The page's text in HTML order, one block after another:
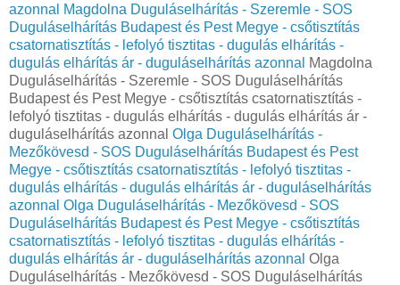
azonnal
Magdolna Duguláselhárítás - Szeremle - SOS
Duguláselhárítás Budapest és Pest Megye - csőtisztítás
csatornatisztítás - lefolyó tisztitas - dugulás elhárítás -
dugulás elhárítás ár - duguláselhárítás azonnal
Magdolna
Duguláselhárítás - Szeremle - SOS Duguláselhárítás
Budapest és Pest Megye - csőtisztítás csatornatisztítás -
lefolyó tisztitas - dugulás elhárítás - dugulás elhárítás ár -
duguláselhárítás azonnal Olga Duguláselhárítás -
Mezőkövesd - SOS Duguláselhárítás Budapest és Pest
Megye - csőtisztítás csatornatisztítás - lefolyó tisztitas -
dugulás elhárítás - dugulás elhárítás ár - duguláselhárítás
azonnal Olga Duguláselhárítás - Mezőkövesd - SOS
Duguláselhárítás Budapest és Pest Megye - csőtisztítás
csatornatisztítás - lefolyó tisztitas - dugulás elhárítás -
dugulás elhárítás ár - duguláselhárítás azonnal Olga
Duguláselhárítás - Mezőkövesd - SOS Duguláselhárítás